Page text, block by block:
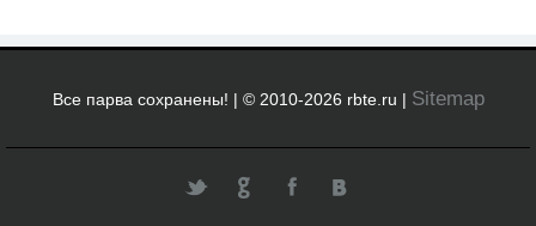
Все парва сохранены! | © 2010-2026 rbte.ru | Sitemap